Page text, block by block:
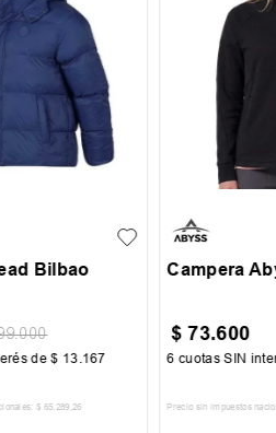
Bilbao
.000
de$ 13 167
$ 65.289 ,26
M
XXL
Campera
$ 73.600
6 cuotas SIN
Precio sin impuestos